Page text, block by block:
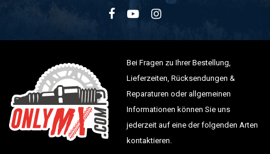
Bei Fragen zu Ihrer Bestellung,
Lieferzeiten, Rücksendungen &
Reparaturen oder allgemeinen
Informationen können Sie uns
jederzeit auf eine der folgenden Arten
kontaktieren.